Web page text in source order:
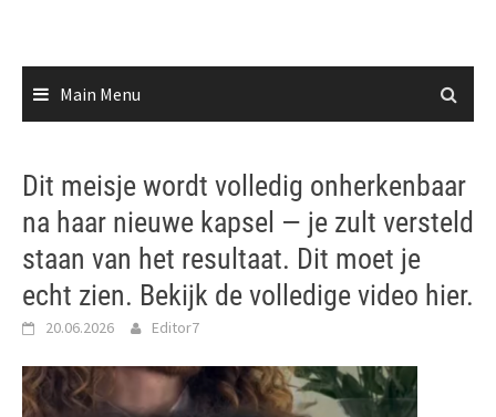
Main Menu
Dit meisje wordt volledig onherkenbaar
na haar nieuwe kapsel — je zult versteld
staan van het resultaat. Dit moet je
echt zien. Bekijk de volledige video hier.
20.06.2026 Editor7